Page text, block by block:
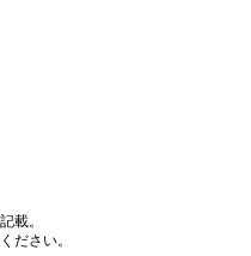
載。
ださい。